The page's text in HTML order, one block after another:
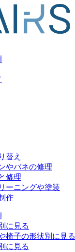
替え
やバネの修理
修理
ーニングや塗装
作
に見る
椅子の形状別に見る
に見る